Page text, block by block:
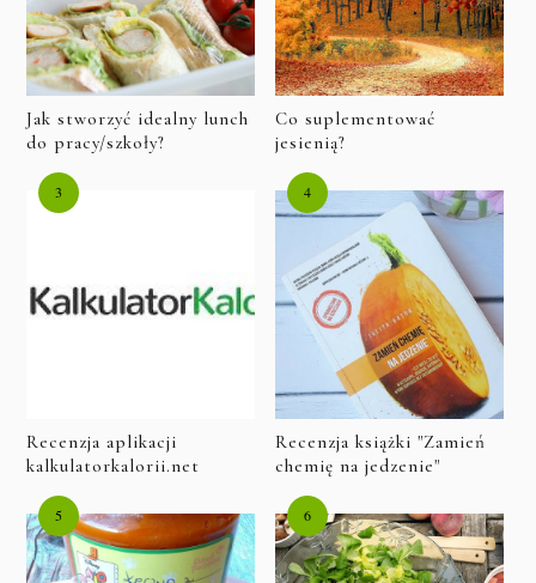
Jak stworzyć idealny lunch
do pracy/szkoły?
Co suplementować
jesienią?
Recenzja aplikacji
kalkulatorkalorii.net
Recenzja książki "Zamień
chemię na jedzenie"